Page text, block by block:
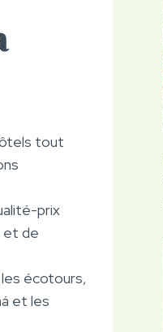
tout
prix
et de
écotours,
et les